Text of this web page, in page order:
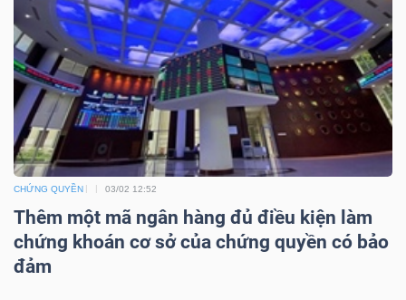
CHỨNG QUYỀN 03/02 12:52
Thêm một mã ngân hàng đủ điều kiện làm
chứng khoán cơ sở của chứng quyền có bảo
đảm
BẤT
ĐỘNG
SẢN
Mã
chứng
khoán